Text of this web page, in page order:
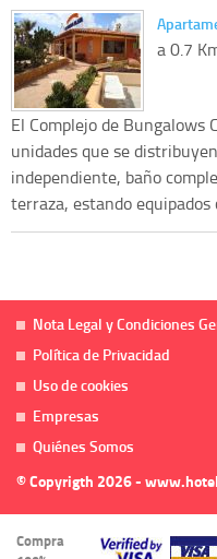
a 0.7
El Complejo de Bungalows
unidades que se
independiente, baño
terraza, estando equipados
Nota Legal y Condiciones
Política de Privacidad
Uso de cookies
Empresas
Quiénes Somos
© Copyrigth 2026 -
Compra